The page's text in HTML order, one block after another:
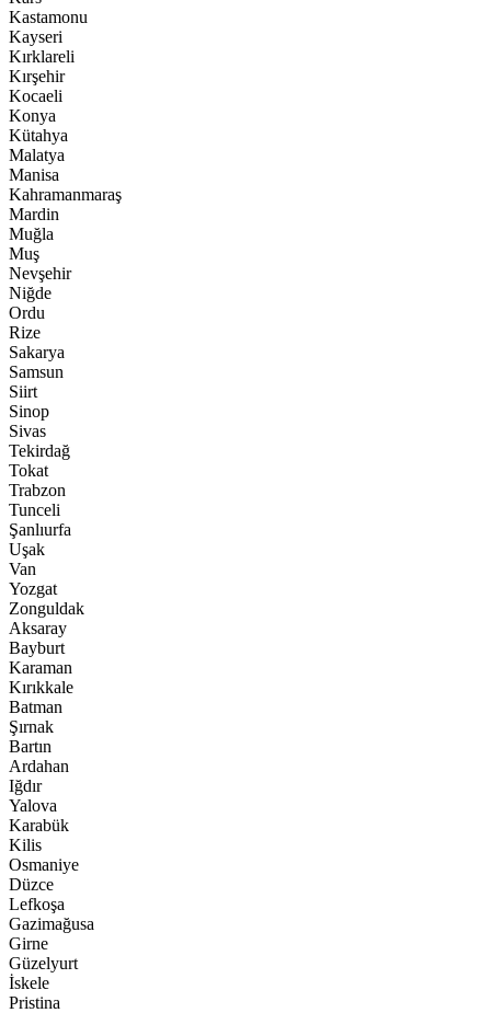
Kastamonu
Kayseri
Kırklareli
Kırşehir
Kocaeli
Konya
Kütahya
Malatya
Manisa
Kahramanmaraş
Mardin
Muğla
Muş
Nevşehir
Niğde
Ordu
Rize
Sakarya
Samsun
Siirt
Sinop
Sivas
Tekirdağ
Tokat
Trabzon
Tunceli
Şanlıurfa
Uşak
Van
Yozgat
Zonguldak
Aksaray
Bayburt
Karaman
Kırıkkale
Batman
Şırnak
Bartın
Ardahan
Iğdır
Yalova
Karabük
Kilis
Osmaniye
Düzce
Lefkoşa
Gazimağusa
Girne
Güzelyurt
İskele
Pristina